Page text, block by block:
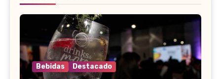
Bebidas Destacado